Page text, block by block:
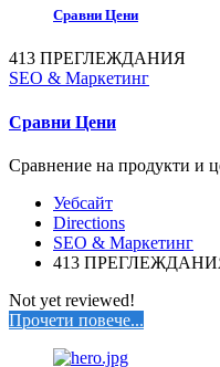
Сравни Цени
413 ПРЕГЛЕЖДАНИЯ
SEO & Маркетинг
Сравни Цени
Сравнение на продукти и
Уебсайт
Directions
SEO & Маркетинг
413
Not yet reviewed!
Прочети повече...